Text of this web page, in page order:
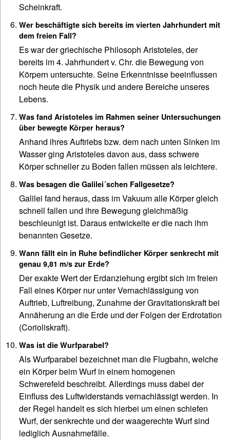
Scheinkraft.
Wer beschäftigte sich bereits im vierten Jahrhundert mit
dem freien Fall?
Es war der griechische Philosoph Aristoteles, der
bereits im 4. Jahrhundert v. Chr. die Bewegung von
Körpern untersuchte. Seine Erkenntnisse beeinflussen
noch heute die Physik und andere Bereiche unseres
Lebens.
Was fand Aristoteles im Rahmen seiner Untersuchungen
über bewegte Körper heraus?
Anhand ihres Auftriebs bzw. dem nach unten Sinken im
Wasser ging Aristoteles davon aus, dass schwere
Körper schneller zu Boden fallen müssen als leichtere.
Was besagen die Galilei´schen Fallgesetze?
Galilei fand heraus, dass im Vakuum alle Körper gleich
schnell fallen und ihre Bewegung gleichmäßig
beschleunigt ist. Daraus entwickelte er die nach ihm
benannten Gesetze.
Wann fällt ein in Ruhe befindlicher Körper senkrecht mit
genau 9,81 m/s zur Erde?
Der exakte Wert der Erdanziehung ergibt sich im freien
Fall eines Körper nur unter Vernachlässigung von
Auftrieb, Luftreibung, Zunahme der Gravitationskraft bei
Annäherung an die Erde und der Folgen der Erdrotation
(Corioliskraft).
Was ist die Wurfparabel?
Als Wurfparabel bezeichnet man die Flugbahn, welche
ein Körper beim Wurf in einem homogenen
Schwerefeld beschreibt. Allerdings muss dabei der
Einfluss des Luftwiderstands vernachlässigt werden. In
der Regel handelt es sich hierbei um einen schiefen
Wurf, der senkrechte und der waagerechte Wurf sind
lediglich Ausnahmefälle.